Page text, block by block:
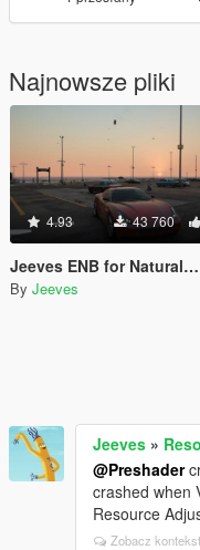
Najnowsze pliki
4.93 43 760
Jeeves ENB for Natural Vision Evolved
By Jeeves
Jeeves »
@Preshader
crashed when
Resource
Zobacz kontekst